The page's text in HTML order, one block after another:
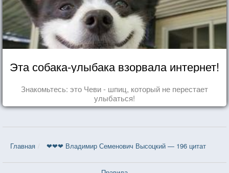
Эта собака-улыбака взорвала интернет!
Знакомьтесь: это Чеви - шпиц, который не перестает
улыбаться!
Главная ❤❤❤ Владимир Семенович Высоцкий — 196 цитат